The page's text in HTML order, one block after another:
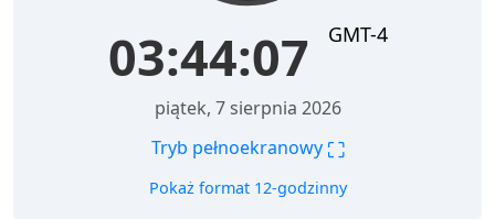
03:44:07 GMT-4
piątek, 7 sierpnia 2026
Tryb pełnoekranowy ⛶
Pokaż format 12-godzinny